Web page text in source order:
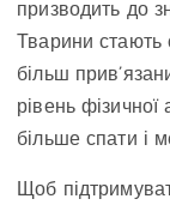
призводить до
Тварини
більш
рівень
більше спати і
Щоб